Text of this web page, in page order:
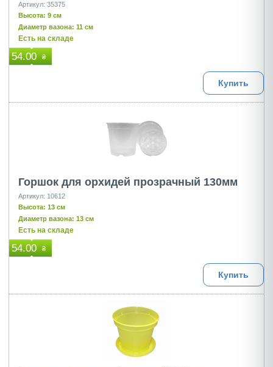
Артикул: 35375
Высота: 9 см
Диаметр вазона: 11 см
Есть на складе
54.00 ₴
Купить
Горшок для орхидей прозрачный 130мм
Артикул: 10612
Высота: 13 см
Диаметр вазона: 13 см
Есть на складе
54.00 ₴
Купить